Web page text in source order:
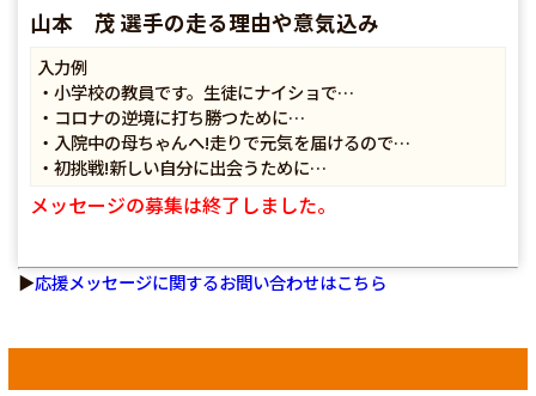
山本 茂 選手の走る理由や意気込み
入力例
・小学校の教員です。生徒にナイショで…
・コロナの逆境に打ち勝つために…
・入院中の母ちゃんへ!走りで元気を届けるので…
・初挑戦!新しい自分に出会うために…
メッセージの募集は終了しました。
▶応援メッセージに関するお問い合わせはこちら